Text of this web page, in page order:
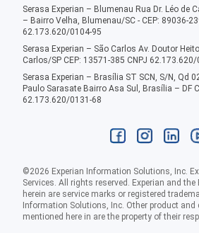
Serasa Experian – Blumenau Rua Dr. Léo de
– Bairro Velha, Blumenau/SC - CEP: 89036-
62.173.620/0104-95
Serasa Experian – São Carlos Av. Doutor
Carlos/SP CEP: 13571-385 CNPJ
Serasa Experian – Brasília ST SCN, S/N, Qd
Paulo Sarasate Bairro Asa Sul, Brasília – DF
62.173.620/0131-68
©2026 Experian Information Solutions, Inc.
Services. All rights reserved. Experian and the
herein are service marks or registered
Information Solutions, Inc. Other product and
mentioned here in are the property of their